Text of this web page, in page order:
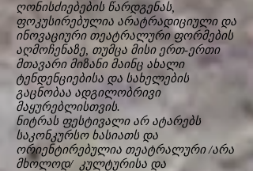
ღონისძიებების წარდგენას,
ფოკუსირებულია არატრადიციული და
ინოვაციური თეატრალური ფორმების
აღმოჩენაზე, თუმცა მისი ერთ-ერთი
მთავარი მიზანი მაინც ახალი
ტენდენციებისა და სახელების
გაცნობაა ადგილობრივი
მაყურებლისთვის.
ნიტრას ფესტივალი არ ატარებს
საკონკურსო ხასიათს და
ორიენტირებულია თეატრალური /არა
მხოლოდ/ კულტურისა და